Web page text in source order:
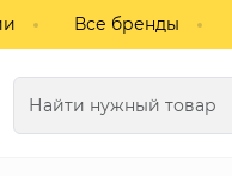
Все бренды